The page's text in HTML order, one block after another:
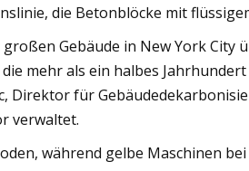
die Betonblöcke mit
Gebäude in New York City
mehr als ein halbes
Direktor für
verwaltet.
während gelbe Maschinen bei